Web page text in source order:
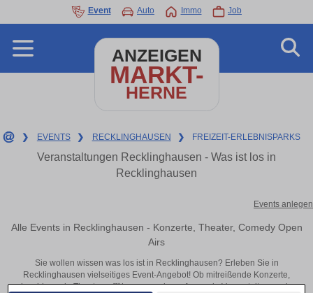
Event Auto Immo Job
ANZEIGEN
MARKT-
HERNE
❯ EVENTS ❯ RECKLINGHAUSEN ❯ FREIZEIT-ERLEBNISPARKS
Veranstaltungen Recklinghausen - Was ist los in
Recklinghausen
Events anlegen
Alle Events in Recklinghausen - Konzerte, Theater, Comedy Open
Airs
Sie wollen wissen was los ist in Recklinghausen? Erleben Sie in
Recklinghausen vielseitiges Event-Angebot! Ob mitreißende Konzerte,
inspirierende Theateraufführungen oder aufregende Veranstaltungen in